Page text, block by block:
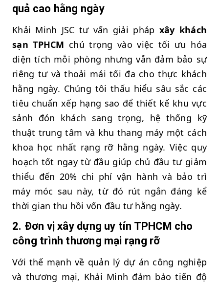
quả cao hằng ngày
Khải Minh JSC tư vấn giải pháp xây khách
sạn TPHCM chú trọng vào việc tối ưu hóa
diện tích mỗi phòng nhưng vẫn đảm bảo sự
riêng tư và thoải mái tối đa cho thực khách
hằng ngày. Chúng tôi thấu hiểu sâu sắc các
tiêu chuẩn xếp hạng sao để thiết kế khu vực
sảnh đón khách sang trọng, hệ thống kỹ
thuật trung tâm và khu thang máy một cách
khoa học nhất rạng rỡ hằng ngày. Việc quy
hoạch tốt ngay từ đầu giúp chủ đầu tư giảm
thiểu đến 20% chi phí vận hành và bảo trì
máy móc sau này, từ đó rút ngắn đáng kể
thời gian thu hồi vốn đầu tư hằng ngày.
2. Đơn vị xây dựng uy tín TPHCM cho
công trình thương mại rạng rỡ
Với thế mạnh về quản lý dự án công nghiệp
và thương mại, Khải Minh đảm bảo tiến độ